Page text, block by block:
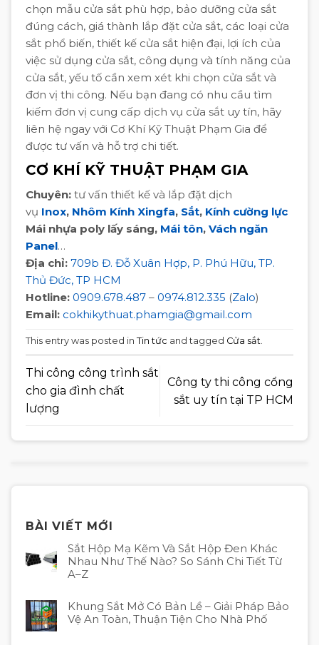
chọn mẫu cửa sắt phù hợp, bảo dưỡng cửa sắt
đúng cách, giá thành lắp đặt cửa sắt, các loại cửa
sắt phổ biến, thiết kế cửa sắt hiện đại, lợi ích của
việc sử dụng cửa sắt, công dụng và tính năng của
cửa sắt, yếu tố cần xem xét khi chọn cửa sắt và
đơn vị thi công. Nếu bạn đang có nhu cầu tìm
kiếm đơn vị cung cấp dịch vụ cửa sắt uy tín, hãy
liên hệ ngay với Cơ Khí Kỹ Thuật Phạm Gia để
được tư vấn và hỗ trợ chi tiết.
CƠ KHÍ KỸ THUẬT PHẠM GIA
Chuyên: tư vấn thiết kế và lắp đặt dịch
vụ Inox, Nhôm Kính Xingfa, Sắt, Kính cường lực
Mái nhựa poly lấy sáng, Mái tôn, Vách ngăn
Panel…
Địa chỉ: 709b Đ. Đỗ Xuân Hợp, P. Phú Hữu, TP.
Thủ Đức, TP HCM
Hotline: 0909.678.487 – 0974.812.335 (Zalo)
Email: cokhikythuat.phamgia@gmail.com
This entry was posted in Tin tức and tagged Cửa sắt.
Thi công công trình sắt
cho gia đình chất
lượng
Công ty thi công cổng
sắt uy tín tại TP HCM
BÀI VIẾT MỚI
Sắt Hộp Mạ Kẽm Và Sắt Hộp Đen Khác
Nhau Như Thế Nào? So Sánh Chi Tiết Từ
A–Z
Khung Sắt Mở Có Bản Lề – Giải Pháp Bảo
Vệ An Toàn, Thuận Tiện Cho Nhà Phố